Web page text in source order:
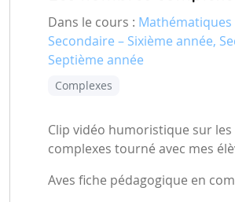
Dans le cours : Mathématiques
Secondaire – Sixième année,
Septième année
Complexes
Clip vidéo humoristique sur
complexes tourné avec mes
Aves fiche pédagogique en